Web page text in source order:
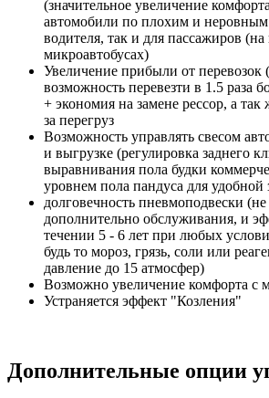
(значительное увеличение
автомобили по плохим и неровным
водителя, так и для пассажиров
микроавтобусах)
Увеличение прибыли от перевозок
возможность перевезти в 1.5 раза
+ экономия на замене рессор, а
за перегруз
Возможность управлять свесом
и выгрузке (регулировка заднего
выравнивания пола будки
уровнем пола пандуса для удобной
долговечность пневмоподвески (не
дополнительно обслуживания, и
течении 5 - 6 лет при любых
будь то мороз, грязь, соли или
давление до 15 атмосфер)
Возможно увеличение комфорта с
Устраняется эффект "Козления"
Дополнительные опции